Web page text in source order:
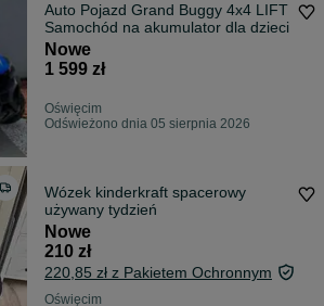
Auto Pojazd Grand Buggy 4x4 LIFT
Samochód na akumulator dla dzieci
Nowe
1 599 zł
Oświęcim
Odświeżono dnia 05 sierpnia 2026
Wózek kinderkraft spacerowy
używany tydzień
Nowe
210 zł
220,85 zł z Pakietem Ochronnym
Oświęcim